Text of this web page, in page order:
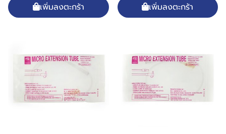
เพิ่มลงตะกร้า เพิ่มลงตะกร้า